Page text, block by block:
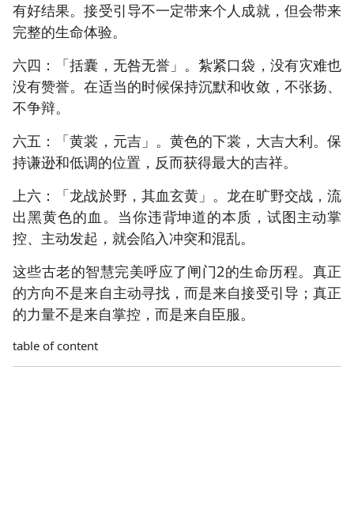
有好结果。接受引导不一定带来个人成就，但会带来
完整的生命体验。
六四：「括囊，无咎无誉」。紮紧口袋，没有灾难也
没有赞誉。在适当的时候保持沉默和收敛，不张扬、
不争辩。
六五：「黄裳，元吉」。黄色的下裳，大吉大利。保
持谦逊和低调的位置，反而获得最大的吉祥。
上六：「龙战於野，其血玄黄」。龙在旷野交战，流
出黑黄色的血。当你违背坤道的本质，试图主动掌
控、主动发起，就会陷入冲突和混乱。
这些古老的智慧完美呼应了闸门2的生命历程。真正
的方向不是来自主动寻找，而是来自接受引导；真正
的力量不是来自掌控，而是来自臣服。
table of content